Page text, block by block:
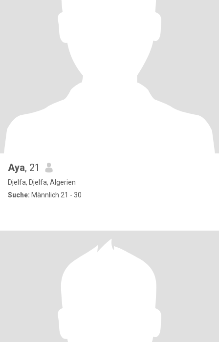
Aya, 21
Djelfa, Djelfa, Algerien
Suche: Männlich 21 - 30